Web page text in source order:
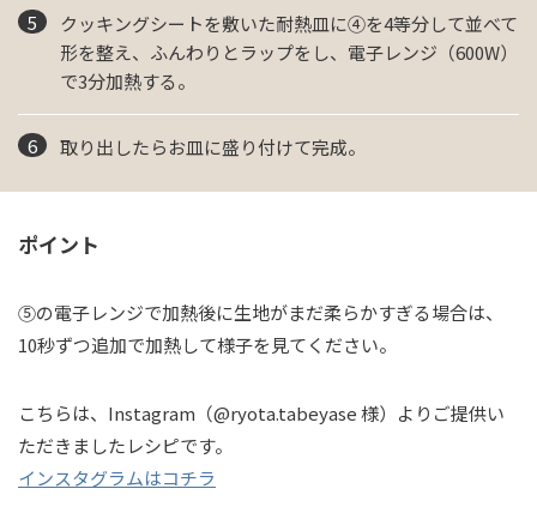
クッキングシートを敷いた耐熱皿に④を4等分して並べて
形を整え、ふんわりとラップをし、電子レンジ（600W）
で3分加熱する。
取り出したらお皿に盛り付けて完成。
ポイント
⑤の電子レンジで加熱後に生地がまだ柔らかすぎる場合は、
10秒ずつ追加で加熱して様子を見てください。
こちらは、Instagram（@ryota.tabeyase 様）よりご提供い
ただきましたレシピです。
インスタグラムはコチラ